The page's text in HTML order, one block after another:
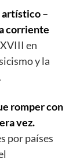
artístico –
corriente
en
y la
romper con
vez.
por países